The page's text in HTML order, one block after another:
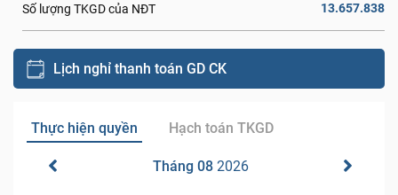
Số lượng TKGD của NĐT 13.657.838
Lịch nghỉ thanh toán GD CK
Thực hiện quyền Hạch toán TKGD
Tháng 08 2026